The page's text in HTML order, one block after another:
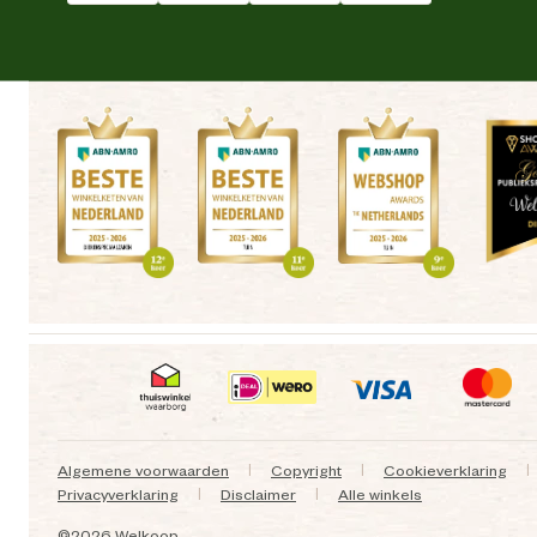
Algemene voorwaarden | Copyright | Cookieverklaring |
Privacyverklaring | Disclaimer | Alle winkels